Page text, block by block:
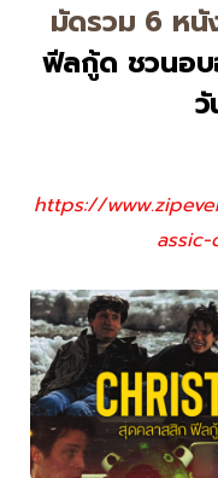
มัดรวม 6 หนั
ฟีลกู้ด ชวนอบ
https://